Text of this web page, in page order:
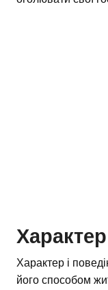
Характер і
його способом